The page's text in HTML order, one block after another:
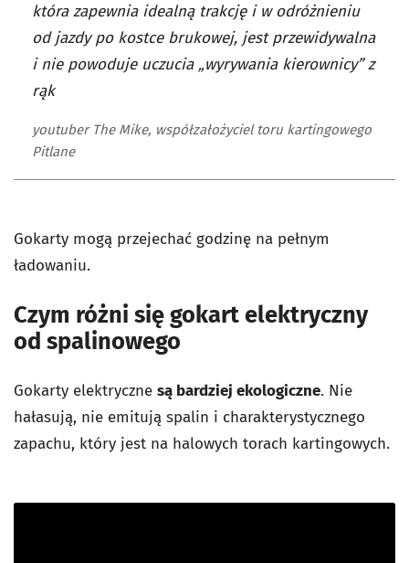
która zapewnia idealną trakcję i w odróżnieniu
od jazdy po kostce brukowej, jest przewidywalna
i nie powoduje uczucia „wyrywania kierownicy” z
rąk
youtuber The Mike, współzałożyciel toru kartingowego
Pitlane
Gokarty mogą przejechać godzinę na pełnym
ładowaniu.
Czym różni się gokart elektryczny
od spalinowego
Gokarty elektryczne są bardziej ekologiczne. Nie
hałasują, nie emitują spalin i charakterystycznego
zapachu, który jest na halowych torach kartingowych.